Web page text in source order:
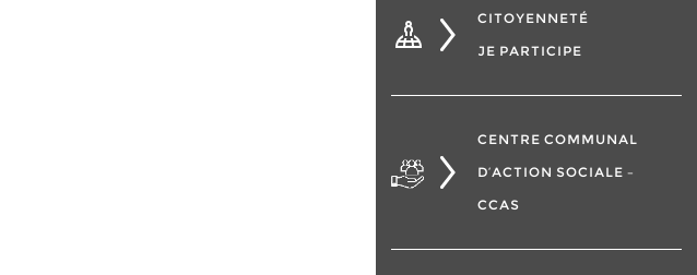
CITOYENNETÉ
JE PARTICIPE
CENTRE COMMUNAL
D’ACTION SOCIALE –
CCAS